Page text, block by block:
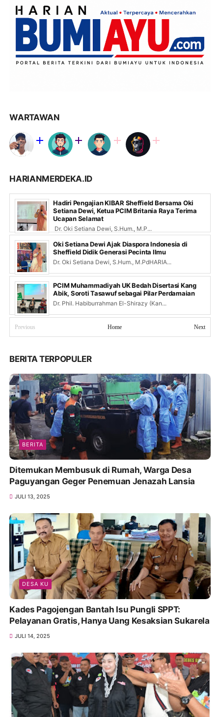
WARTAWAN
HARIANMERDEKA.ID
Hadiri Pengajian KIBAR Sheffield Bersama Oki
Setiana Dewi, Ketua PCIM Britania Raya Terima
Ucapan Selamat
Dr. Oki Setiana Dewi, S.Hum., M.P...
Oki Setiana Dewi Ajak Diaspora Indonesia di
Sheffield Didik Generasi Pecinta Ilmu
Dr. Oki Setiana Dewi, S.Hum., M.PdHARIA...
PCIM Muhammadiyah UK Bedah Disertasi Kang
Abik, Soroti Tasawuf sebagai Pilar Perdamaian
Dr. Phil. Habiburrahman El-Shirazy (Kan...
Previous Next
Home
BERITA TERPOPULER
BERITA
Ditemukan Membusuk di Rumah, Warga Desa
Paguyangan Geger Penemuan Jenazah Lansia
JULI 13, 2025
DESA KU
Kades Pagojengan Bantah Isu Pungli SPPT:
Pelayanan Gratis, Hanya Uang Kesaksian Sukarela
JULI 14, 2025